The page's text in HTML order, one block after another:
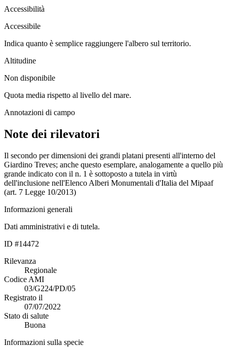
Accessibilità
Accessibile
Indica quanto è semplice raggiungere l'albero sul territorio.
Altitudine
Non disponibile
Quota media rispetto al livello del mare.
Annotazioni di campo
Note dei rilevatori
Il secondo per dimensioni dei grandi platani presenti all'interno del
Giardino Treves; anche questo esemplare, analogamente a quello più
grande indicato con il n. 1 è sottoposto a tutela in virtù
dell'inclusione nell'Elenco Alberi Monumentali d'Italia del Mipaaf
(art. 7 Legge 10/2013)
Informazioni generali
Dati amministrativi e di tutela.
ID #14472
Rilevanza
Regionale
Codice AMI
03/G224/PD/05
Registrato il
07/07/2022
Stato di salute
Buona
Informazioni sulla specie